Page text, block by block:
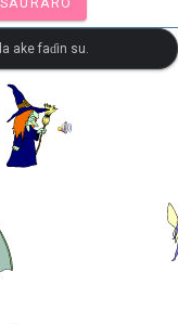
SAURARO
ake faɗin su.